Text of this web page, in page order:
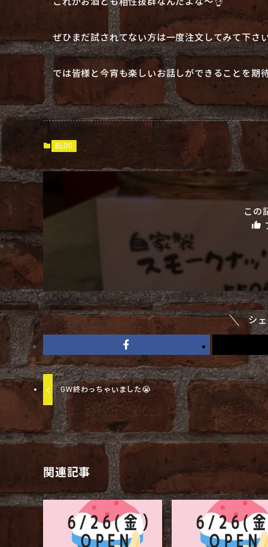
ぜひまだ試されてない方は一度注文してみて下さ
では皆様と今宵も楽しいお話しができることを期
BLOG
この
シ
GW終わっちゃいました😭
関連記事